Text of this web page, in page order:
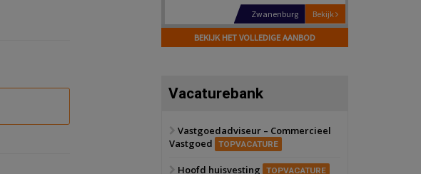
Bekijk
Schiedam
22 september 2026 Attractiepark
Schuinesloot
27 augustus 2026 Binnenvaartschip
BEKIJK HET VOLLEDIGE AANBOD
Vacaturebank
Vastgoedadviseur – Commercieel
Vastgoed
TOPVACATURE
Hoofd huisvesting TOPVACATURE